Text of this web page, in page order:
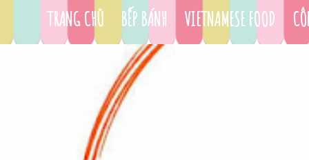
TRANG CHỦ BẾP BÁNH VIETNAMESE FOOD